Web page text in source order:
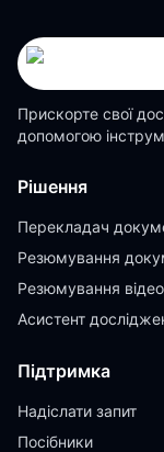
Прискорте свої
допомогою
Рішення
Перекладач
Резюмування
Резюмування відео
Асистент
Підтримка
Надіслати запит
Посібники